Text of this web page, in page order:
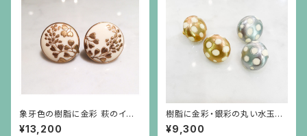
象牙色の樹脂に金彩 萩のイヤ
リング
¥13,200
樹脂に金彩・銀彩の丸い水玉模
様のイヤリング
¥9,300